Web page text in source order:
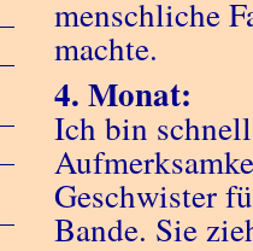
menschliche
machte.
4. Monat:
Ich bin
Geschwister
Bande. Sie